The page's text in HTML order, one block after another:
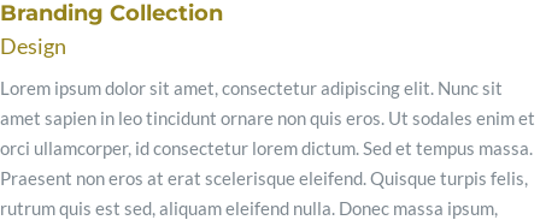
Branding Collection
Design
Lorem ipsum dolor sit amet, consectetur adipiscing elit. Nunc sit
amet sapien in leo tincidunt ornare non quis eros. Ut sodales enim et
orci ullamcorper, id consectetur lorem dictum. Sed et tempus massa.
Praesent non eros at erat scelerisque eleifend. Quisque turpis felis,
rutrum quis est sed, aliquam eleifend nulla. Donec massa ipsum,